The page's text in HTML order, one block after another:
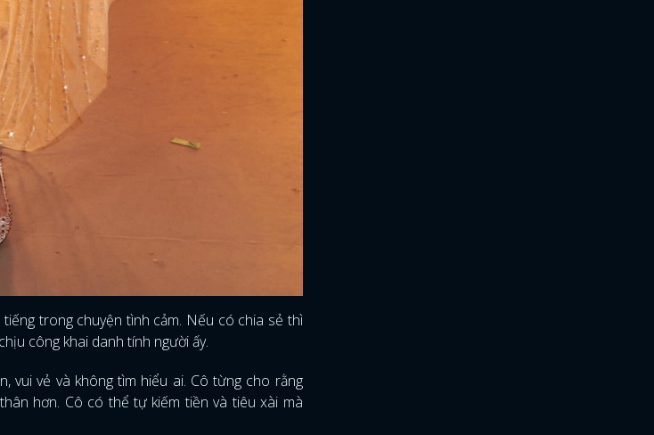
trong chuyện tình cảm. Nếu có chia sẻ thì
công khai danh tính người ấy.
vui vẻ và không tìm hiểu ai. Cô từng cho rằng
hơn. Cô có thể tự kiếm tiền và tiêu xài mà